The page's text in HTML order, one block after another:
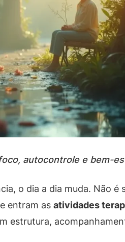
autocontrole e bem-
o dia a dia muda. Não
entram as atividades
estrutura,